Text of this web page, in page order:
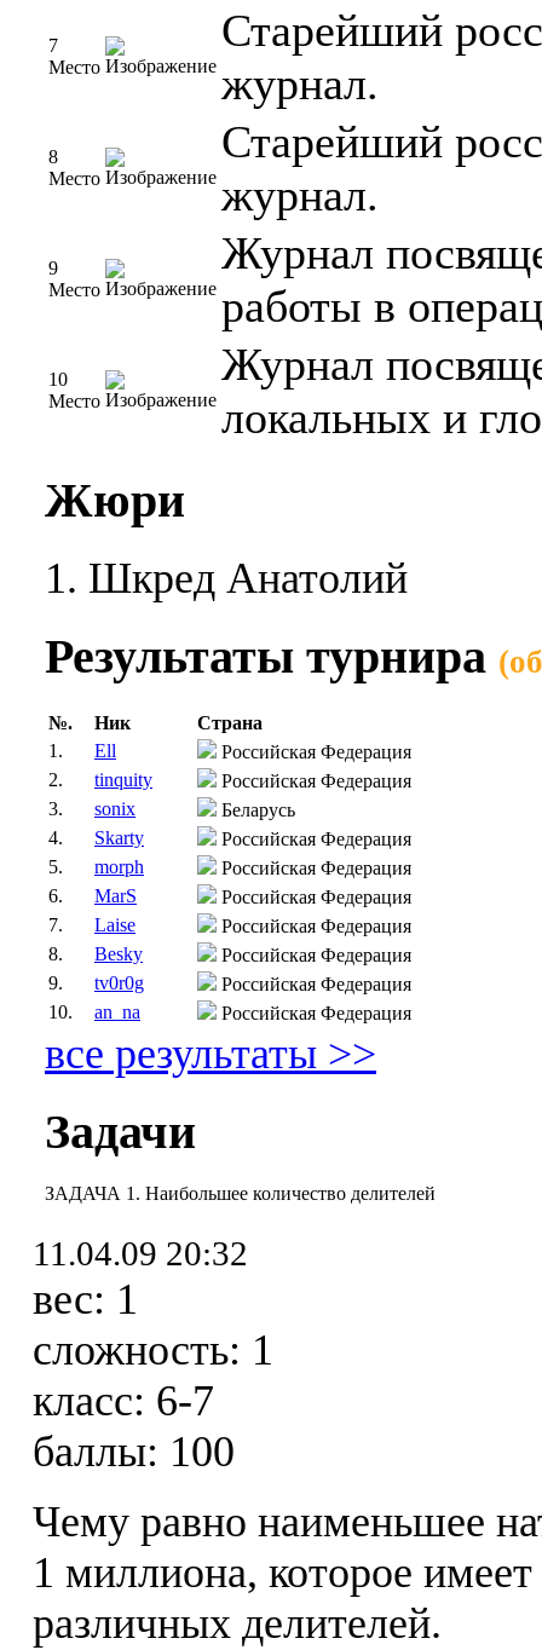
7
Место
Старейший
журнал.
8
Место
Старейший
журнал.
9
Место
Журнал
работы в
10
Место
Журнал
локальных и
Жюри
1. Шкред Анатолий
Результаты турнира
№. Ник
Страна
1.
Ell
Российская Федерация
2.
tinquity
Российская Федерация
3.
sonix
Беларусь
4.
Skarty
Российская Федерация
5.
morph
Российская Федерация
6.
MarS
Российская Федерация
7.
Laise
Российская Федерация
8.
Besky
Российская Федерация
9.
tv0r0g
Российская Федерация
10.
an_na Российская Федерация
все результаты >>
Задачи
ЗАДАЧА 1. Наибольшее количество делителей
11.04.09 20:32
вес: 1
сложность: 1
класс: 6-7
баллы: 100
Чему равно наименьшее
1 миллиона, которое
различных делителей.